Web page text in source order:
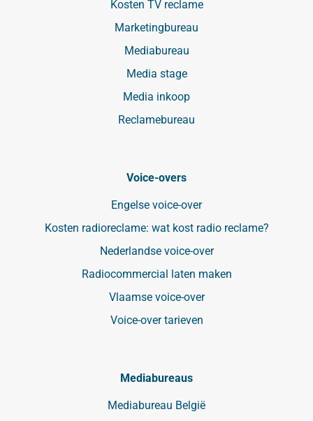
Kosten TV reclame
Marketingbureau
Mediabureau
Media stage
Media inkoop
Reclamebureau
Voice-overs
Engelse voice-over
Kosten radioreclame: wat kost radio reclame?
Nederlandse voice-over
Radiocommercial laten maken
Vlaamse voice-over
Voice-over tarieven
Mediabureaus
Mediabureau België